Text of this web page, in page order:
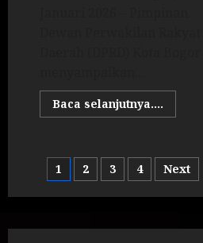
Baca selanjutnya....
1 2 3 4 Next